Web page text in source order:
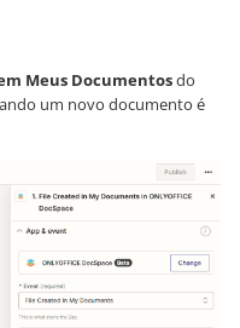
Meus Documentosdo
um novo documento é